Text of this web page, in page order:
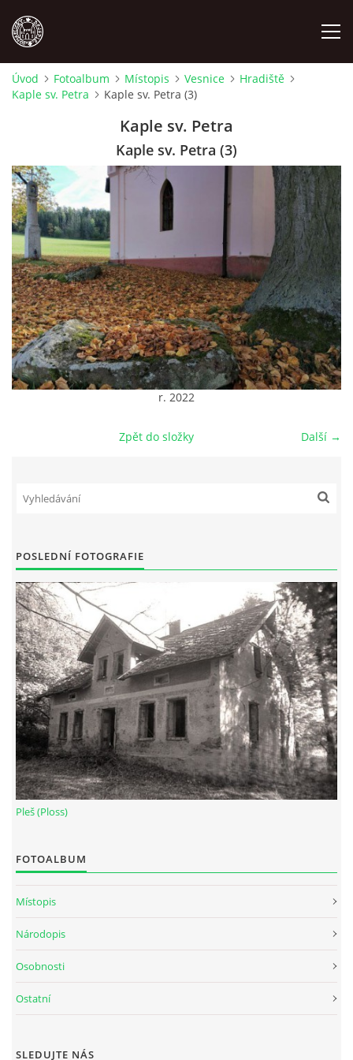
MÍSTOPIS
OSOBNOSTI
OSTATNÍ
ODKAZY
O NÁS
DŮL NA SLÍDU (NA KOLE)
Tento projekt je realizován za finanční podpory
města Domažlice.
© 2026 eStránky.cz |Aktualizováno: 17. 7. 2026|Nahoru ↑
Úvod Fotoalbum Místopis Vesnice
Hradiště
Kaple sv. Petra
Kaple sv. Petra (3)
Kaple sv. Petra
Kaple sv. Petra (3)
r. 2022
Další →
Zpět do složky
POSLEDNÍ FOTOGRAFIE
Pleš (Ploss)
FOTOALBUM
Místopis
Národopis
Osobnosti
Ostatní
SLEDUJTE NÁS